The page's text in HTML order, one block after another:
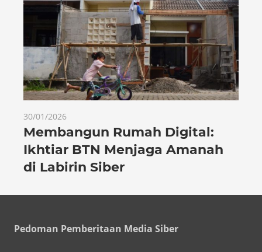
30/01/2026
Membangun Rumah Digital:
Ikhtiar BTN Menjaga Amanah
di Labirin Siber
Pedoman Pemberitaan Media Siber